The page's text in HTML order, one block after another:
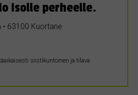
isolle perheelle.
63100 Kuortane
siistikuntoinen ja tilava